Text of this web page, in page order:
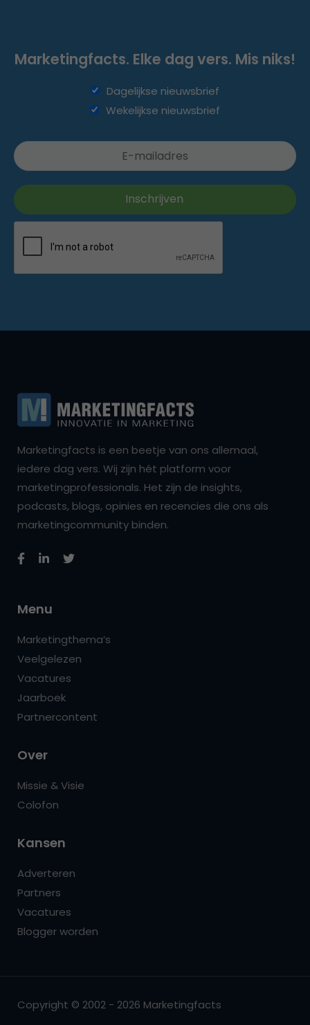
Marketingfacts. Elke dag vers. Mis niks!
Dagelijkse nieuwsbrief
Wekelijkse nieuwsbrief
Marketingfacts is een beetje van ons allemaal,
iedere dag vers. Wij zijn hét platform voor
marketingprofessionals. Het zijn de insights,
podcasts, blogs, opinies en recencies die ons als
marketingcommunity binden.
Menu
Marketingthema’s
Veelgelezen
Vacatures
Jaarboek
Partnercontent
Over
Missie & Visie
Colofon
Kansen
Adverteren
Partners
Vacatures
Blogger worden
Copyright © 2002 - 2026 Marketingfacts